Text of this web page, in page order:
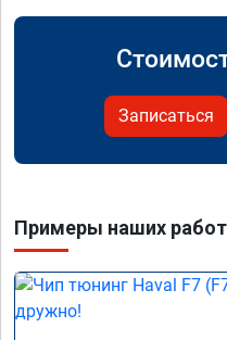
Записаться
Примеры наших